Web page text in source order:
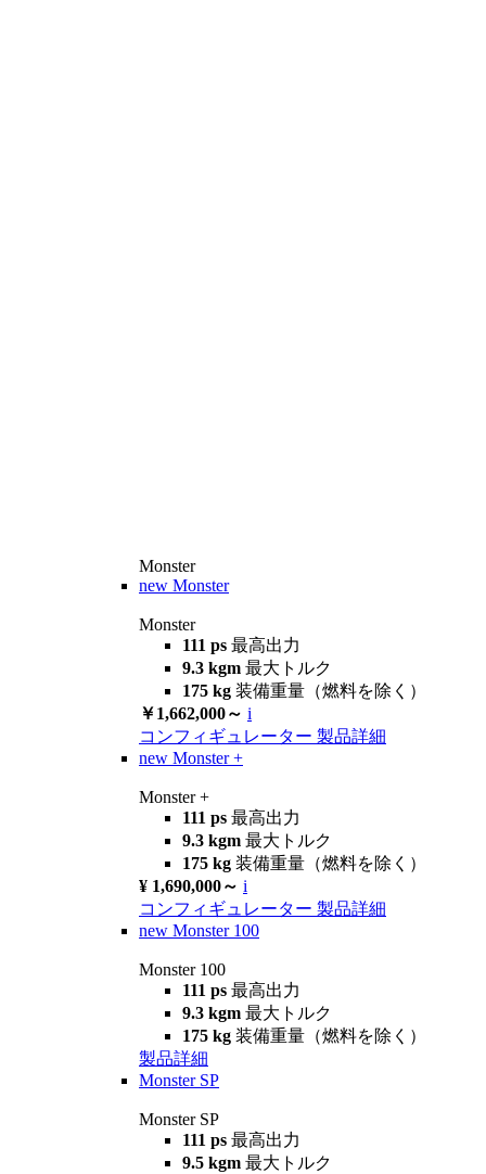
Monster
new Monster
Monster
111 ps 最高出力
9.3 kgm 最大トルク
175 kg 装備重量（燃料を除く）
￥1,662,000～ i
コンフィギュレーター 製品詳細
new Monster +
Monster +
111 ps 最高出力
9.3 kgm 最大トルク
175 kg 装備重量（燃料を除く）
¥ 1,690,000～ i
コンフィギュレーター 製品詳細
new Monster 100
Monster 100
111 ps 最高出力
9.3 kgm 最大トルク
175 kg 装備重量（燃料を除く）
製品詳細
Monster SP
Monster SP
111 ps 最高出力
9.5 kgm 最大トルク